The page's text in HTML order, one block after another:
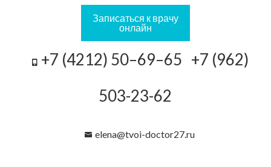
Записаться к врачу
онлайн
+7 (4212) 50–69–65 +7 (962)
503-23-62
elena@tvoi-doctor27.ru